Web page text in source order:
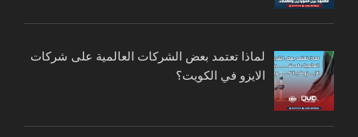
لماذا تعتمد بعض الشركات العالمية على شركات
الايزو في الكويت؟